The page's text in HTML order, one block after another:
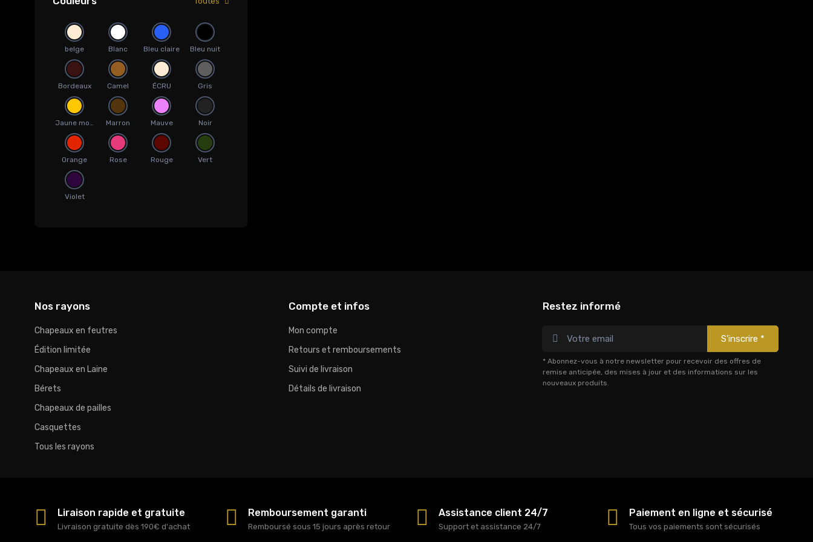
belge Blanc Bleu claire Bleu nuit
Bordeaux Camel ÉCRU Gris
Jaune moutarde Marron Mauve Noir
Orange Rose Rouge Vert
Violet
Nos rayons
Chapeaux en feutres
Édition limitée
Chapeaux en Laine
Bérets
Chapeaux de pailles
Casquettes
Tous les rayons
Compte et infos
Mon compte
Retours et remboursements
Suivi de livraison
Détails de livraison
Restez informé
S'inscrire *
* Abonnez-vous à notre newsletter pour recevoir des offres de
remise anticipée, des mises à jour et des informations sur les
nouveaux produits.
Liraison rapide et gratuite
Livraison gratuite dès 190€ d'achat
Remboursement garanti
Remboursé sous 15 jours après retour
Assistance client 24/7
Support et assistance 24/7
Paiement en ligne et sécurisé
Tous vos paiements sont sécurisés